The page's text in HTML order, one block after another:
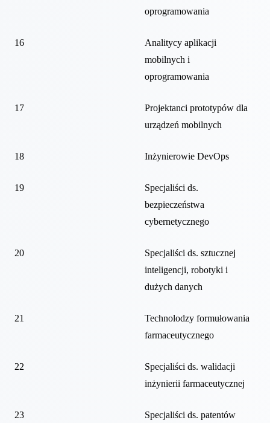
oprogramowania
16
Analitycy aplikacji
mobilnych i
oprogramowania
17
Projektanci prototypów dla
urządzeń mobilnych
18 Inżynierowie DevOps
19
Specjaliści ds.
bezpieczeństwa
cybernetycznego
20
Specjaliści ds. sztucznej
inteligencji, robotyki i
dużych danych
21
Technolodzy formułowania
farmaceutycznego
22
Specjaliści ds. walidacji
inżynierii farmaceutycznej
23
Specjaliści ds. patentów